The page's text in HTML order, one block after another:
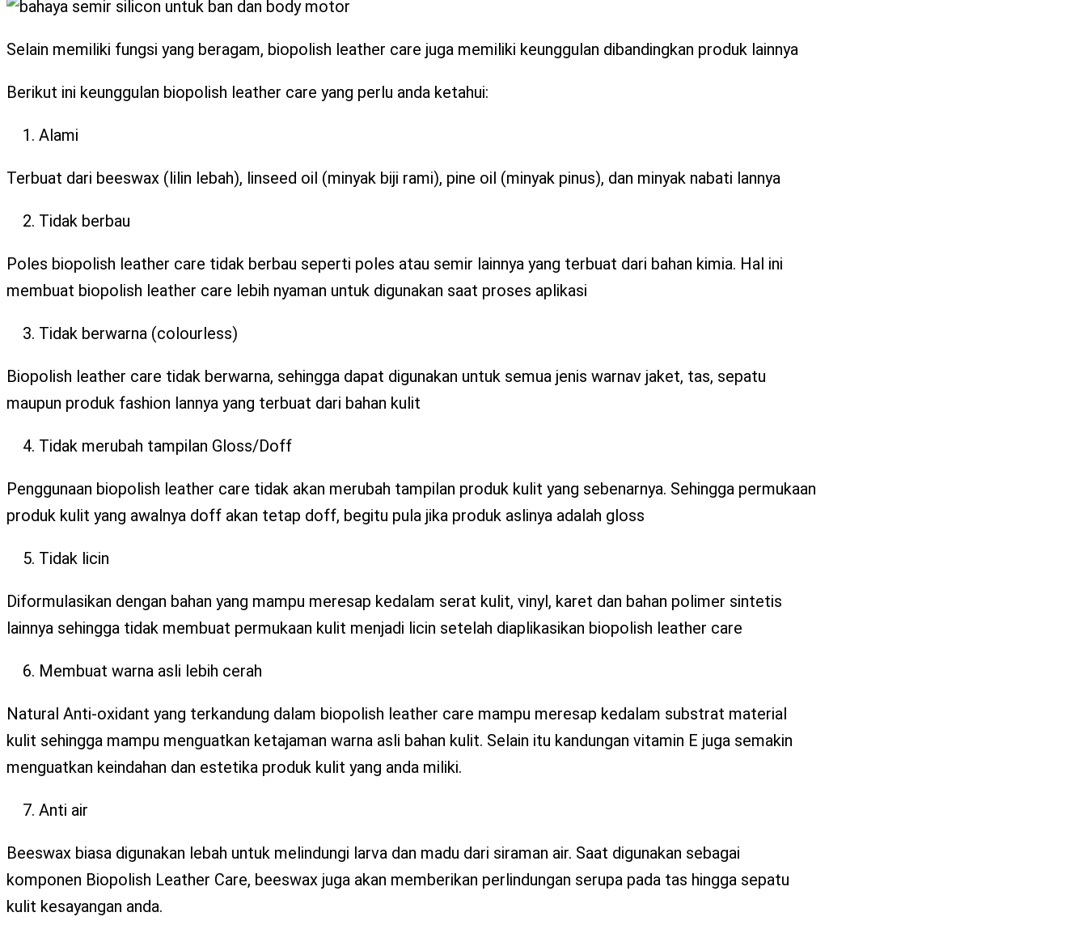
Selain memiliki fungsi yang beragam, biopolish leather care juga memiliki keunggulan dibandingkan produk lainnya
Berikut ini keunggulan biopolish leather care yang perlu anda ketahui:
Alami
Terbuat dari beeswax (lilin lebah), linseed oil (minyak biji rami), pine oil (minyak pinus), dan minyak nabati lannya
Tidak berbau
Poles biopolish leather care tidak berbau seperti poles atau semir lainnya yang terbuat dari bahan kimia. Hal ini
membuat biopolish leather care lebih nyaman untuk digunakan saat proses aplikasi
Tidak berwarna (colourless)
Biopolish leather care tidak berwarna, sehingga dapat digunakan untuk semua jenis warnav jaket, tas, sepatu
maupun produk fashion lannya yang terbuat dari bahan kulit
Tidak merubah tampilan Gloss/Doff
Penggunaan biopolish leather care tidak akan merubah tampilan produk kulit yang sebenarnya. Sehingga permukaan
produk kulit yang awalnya doff akan tetap doff, begitu pula jika produk aslinya adalah gloss
Tidak licin
Diformulasikan dengan bahan yang mampu meresap kedalam serat kulit, vinyl, karet dan bahan polimer sintetis
lainnya sehingga tidak membuat permukaan kulit menjadi licin setelah diaplikasikan biopolish leather care
Membuat warna asli lebih cerah
Natural Anti-oxidant yang terkandung dalam biopolish leather care mampu meresap kedalam substrat material
kulit sehingga mampu menguatkan ketajaman warna asli bahan kulit. Selain itu kandungan vitamin E juga semakin
menguatkan keindahan dan estetika produk kulit yang anda miliki.
Anti air
Beeswax biasa digunakan lebah untuk melindungi larva dan madu dari siraman air. Saat digunakan sebagai
komponen Biopolish Leather Care, beeswax juga akan memberikan perlindungan serupa pada tas hingga sepatu
kulit kesayangan anda.